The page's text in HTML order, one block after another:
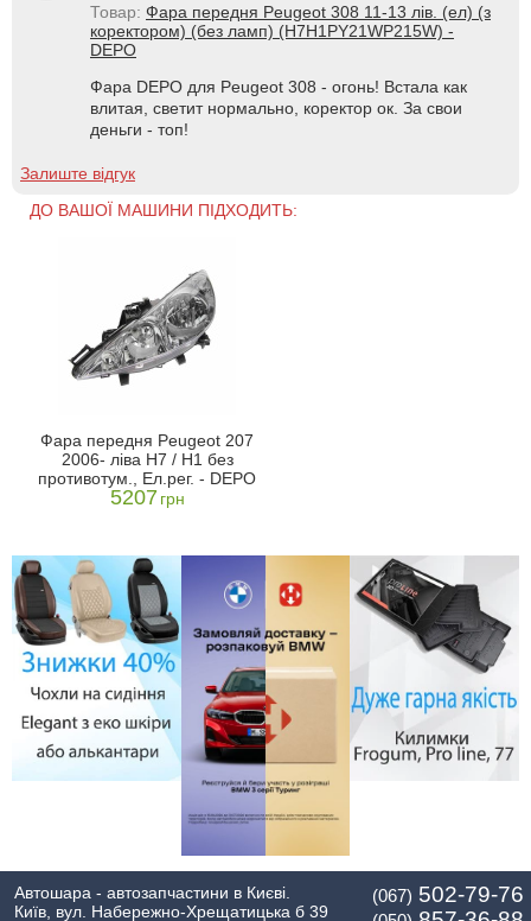
Товар: Фара передня Peugeot 308 11-13 лів. (ел) (з
коректором) (без ламп) (H7H1PY21WP215W) -
DEPO
Фара DEPO для Peugeot 308 - огонь! Встала как
влитая, светит нормально, коректор ок. За свои
деньги - топ!
Залиште відгук
ДО ВАШОЇ МАШИНИ ПІДХОДИТЬ:
Фара передня Peugeot 207
2006- ліва H7 / H1 без
противотум., Ел.рег. - DEPO
5207 грн
Автошара - автозапчастини в Києві.
Київ, вул. Набережно-Хрещатицька б 39
(067) 502-79-76